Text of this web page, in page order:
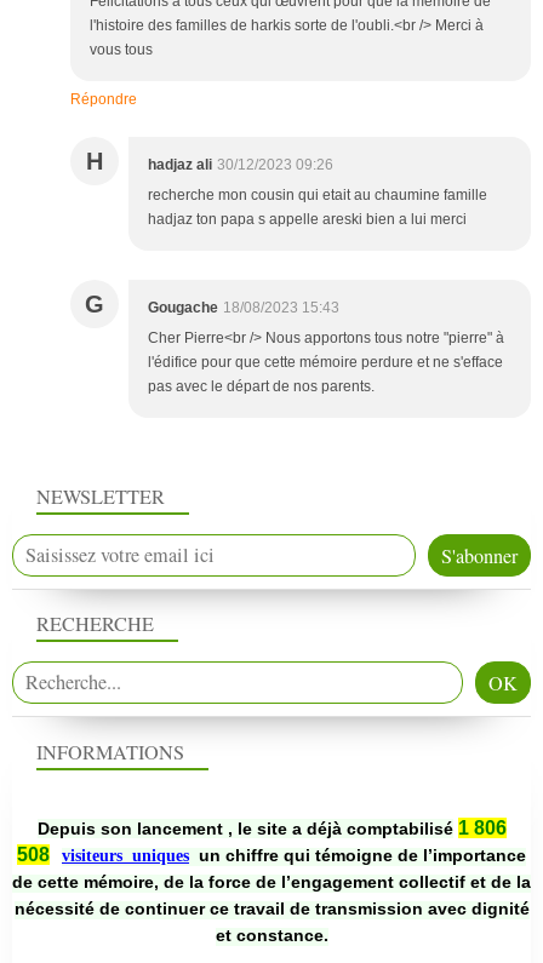
l'histoire des familles de harkis sorte de l'oubli.<br /> Merci à
vous tous
Répondre
H hadjaz ali 30/12/2023 09:26
recherche mon cousin qui etait au chaumine famille
hadjaz ton papa s appelle areski bien a lui merci
G Gougache 18/08/2023 15:43
Cher Pierre<br /> Nous apportons tous notre "pierre" à
l'édifice pour que cette mémoire perdure et ne s'efface
pas avec le départ de nos parents.
NEWSLETTER
RECHERCHE
INFORMATIONS
Depuis son lancement , le site a déjà comptabilisé 1 806
508
visiteurs uniques un chiffre qui témoigne de l’importance
de cette mémoire, de la force de l’engagement collectif et de la
nécessité de continuer ce travail de transmission avec dignité
et constance.